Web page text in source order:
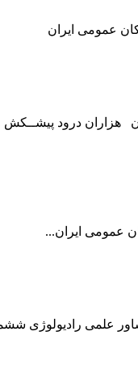
عمومی ایران
درود پیشــکش
عمومی ایران...
علمی رادیولوژی